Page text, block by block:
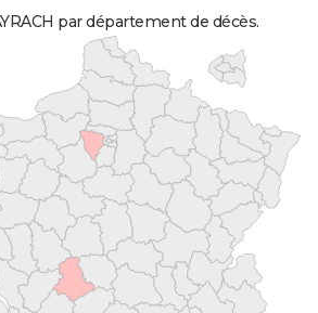
par département de décès.